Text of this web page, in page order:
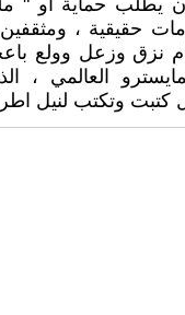
يطلب حماية او "
حقيقية ،
نزق وزعل وولع
العالمي ،
كتبت وتكتب لنيل